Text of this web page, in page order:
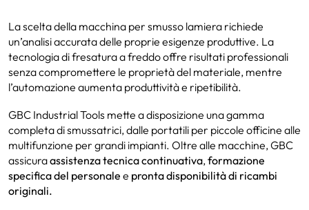
La scelta della macchina per smusso lamiera richiede
un’analisi accurata delle proprie esigenze produttive. La
tecnologia di fresatura a freddo offre risultati professionali
senza compromettere le proprietà del materiale, mentre
l’automazione aumenta produttività e ripetibilità.
GBC Industrial Tools mette a disposizione una gamma
completa di smussatrici, dalle portatili per piccole officine alle
multifunzione per grandi impianti. Oltre alle macchine, GBC
assicuraassistenza tecnica continuativa, formazione
specifica del personale e pronta disponibilità di ricambi
originali.